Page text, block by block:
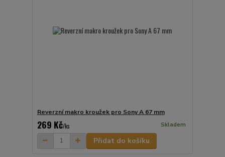
Reverzní makro kroužek pro Sony A 67 mm
269 Kč/ks Skladem
Přidat do košíku